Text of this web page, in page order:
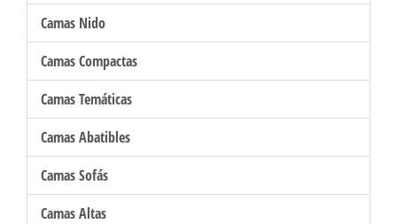
Camas Nido
Camas Compactas
Camas Temáticas
Camas Abatibles
Camas Sofás
Camas Altas